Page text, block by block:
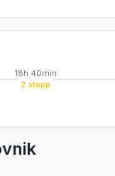
18h 40min
2 stopp